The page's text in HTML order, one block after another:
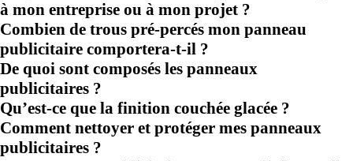
à mon entreprise ou à mon projet ?
Combien de trous pré-percés mon panneau
publicitaire comportera-t-il ?
De quoi sont composés les panneaux
publicitaires ?
Qu’est-ce que la finition couchée glacée ?
Comment nettoyer et protéger mes panneaux
publicitaires ?